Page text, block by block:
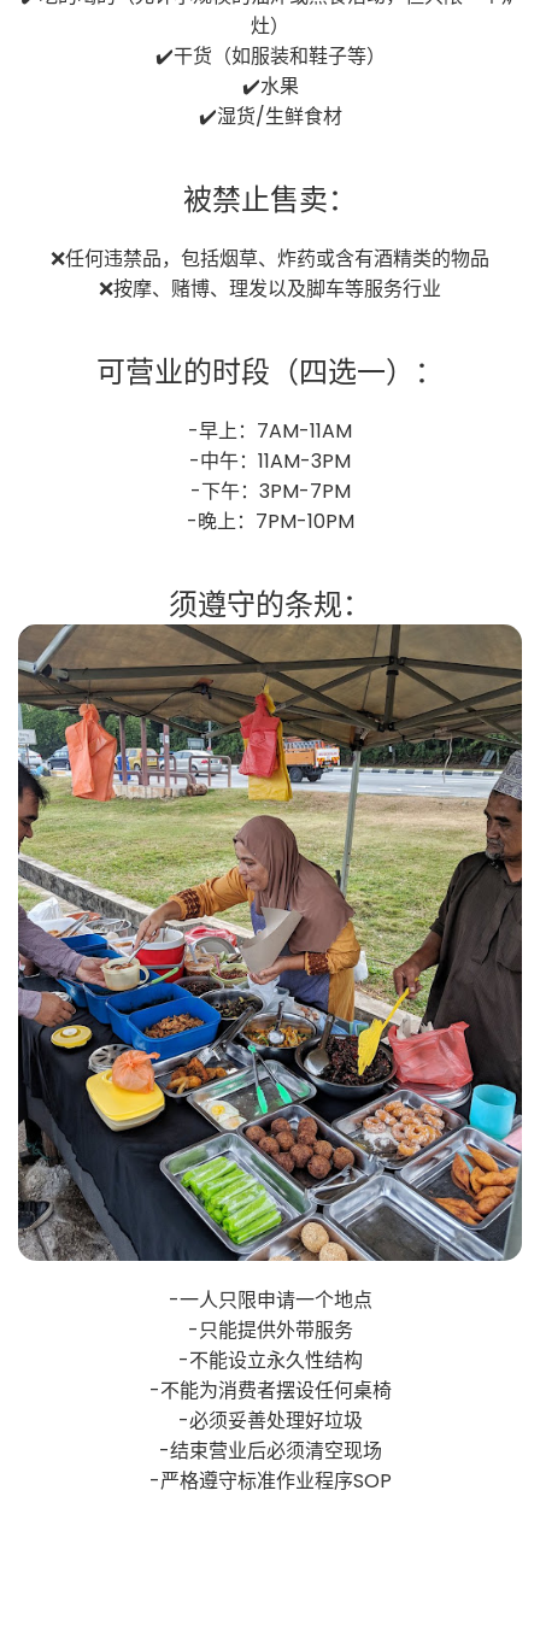
灶）
✔️干货（如服装和鞋子等）
✔️水果
✔️湿货/生鲜食材
被禁止售卖：
❌任何违禁品，包括烟草、炸药或含有酒精类的物品
❌按摩、赌博、理发以及脚车等服务行业
可营业的时段（四选一）：
-早上：7AM-11AM
-中午：11AM-3PM
-下午：3PM-7PM
-晚上：7PM-10PM
须遵守的条规：
-一人只限申请一个地点
-只能提供外带服务
-不能设立永久性结构
-不能为消费者摆设任何桌椅
-必须妥善处理好垃圾
-结束营业后必须清空现场
-严格遵守标准作业程序SOP